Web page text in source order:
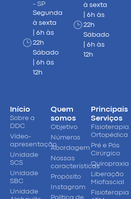
- SP
Segunda
à sexta
| 6h às
22h
Sábado
| 6h às
12h
à sexta
| 6h às
22h
Sábado
| 6h às
12h
Início
Sobre a
DDC
Vídeo-
apresentação
Unidade
SCS
Unidade
SBC
Unidade
Quem
somos
Objetivo
Números
Abordagem
Nossas
características
Propósito
Instagram
Política de
Principais
Serviços
Fisioterapia
Ortopédica
Pré e Pós
Cirúrgico
Quiropraxia
Liberação
Miofascial
Fisioterapia